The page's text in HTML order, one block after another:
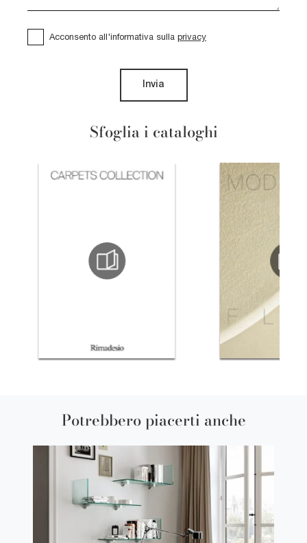
Sfoglia i cataloghi
Acconsento all'informativa sulla privacy
Invia
Potrebbero piacerti anche